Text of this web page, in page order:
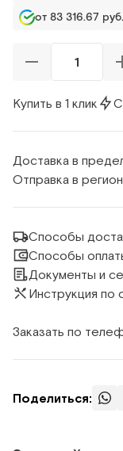
от 83 316.67
Купить в 1 клик
Доставка в
Отправка в
Способы
Способы
Документы и
Инструкция по
Заказать по
Поделиться: